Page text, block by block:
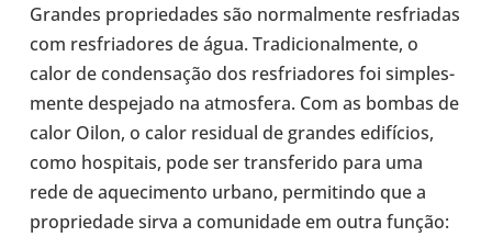
Grandes pro­pri­e­da­des são nor­mal­mente res­fri­a­das
com res­fri­a­do­res de água. Tra­di­ci­o­nal­mente, o
calor de con­den­sa­ção dos res­fri­a­do­res foi sim­ples­
mente des­pe­jado na atmos­fera. Com as bombas de
calor Oilon, o calor resi­dual de grandes edi­fí­cios,
como hos­pi­tais, pode ser trans­fe­rido para uma
rede de aque­ci­mento urbano, per­mi­tindo que a
pro­pri­e­dade sirva a comu­ni­dade em outra função: